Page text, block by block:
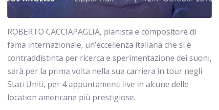
ROBERTO CACCIAPAGLIA, pianista e compositore di
fama internazionale, un’eccellenza italiana che si è
contraddistinta per ricerca e sperimentazione dei suoni,
sarà per la prima volta nella sua carriera in tour negli
Stati Uniti, per 4 appuntamenti live in alcune delle
location americane più prestigiose.